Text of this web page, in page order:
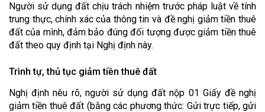
Người sử dụng đất chịu trách nhiệm trước pháp luật về tính
trung thực, chính xác của thông tin và đề nghị giảm tiền thuê
đất của mình, đảm bảo đúng đối tượng được giảm tiền thuê
đất theo quy định tại Nghị định này.
Trình tự, thủ tục giảm tiền thuê đất
Nghị định nêu rõ, người sử dụng đất nộp 01 Giấy đề nghị
giảm tiền thuê đất (bằng các phương thức: Gửi trực tiếp, gửi